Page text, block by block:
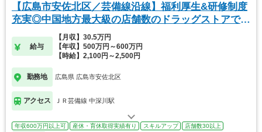
【広島市安佐北区／芸備線沿線】福利厚生&研修制度
充実◎中国地方最大級の店舗数のドラッグストアで
給与
【月収】30.5万円
【年収】500万円～600万円
【時給】2,100円～2,500円
勤務地 広島県 広島市安佐北区
アクセス ＪＲ芸備線 中深川駅
年収600万円以上可 産休・育休取得実績有り スキルアップ
店舗数30以上